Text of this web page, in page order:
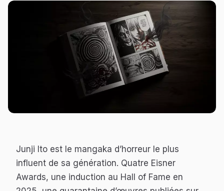
Junji Ito est le mangaka d’horreur le plus
influent de sa génération. Quatre Eisner
Awards, une induction au Hall of Fame en